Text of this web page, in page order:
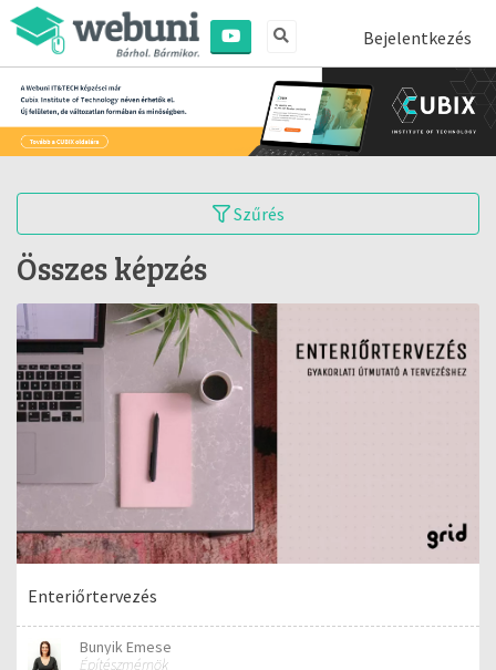
Bejelentkezés
Szűrés
Összes képzés
Enteriőrtervezés
Bunyik Emese
Építészmérnök